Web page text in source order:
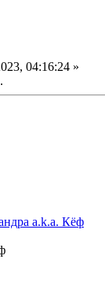
04:16:24 »